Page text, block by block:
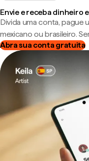
Envie e receba dinheiro
Divida uma conta, pague
mexicano ou brasileiro.
Abra sua conta gratuita